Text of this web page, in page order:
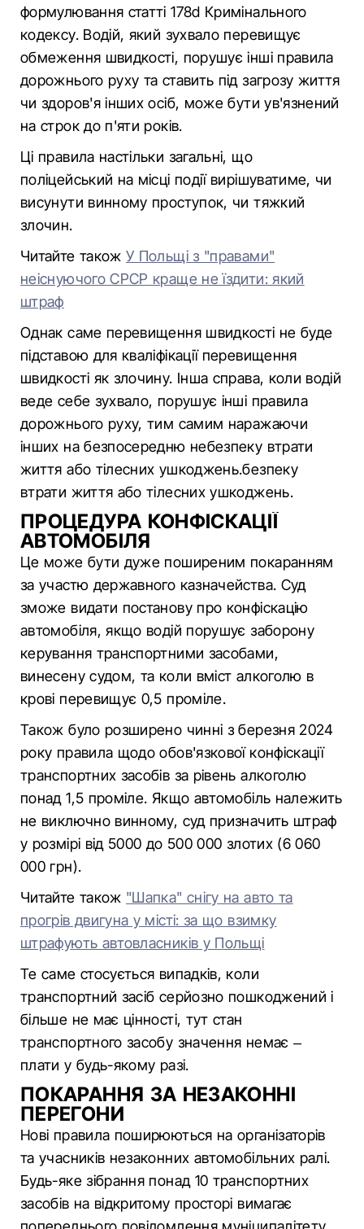
формулювання статті 178d Кримінального
кодексу. Водій, який зухвало перевищує
обмеження швидкості, порушує інші правила
дорожнього руху та ставить під загрозу життя
чи здоров'я інших осіб, може бути ув'язнений
на строк до п'яти років.
Ці правила настільки загальні, що
поліцейський на місці події вирішуватиме, чи
висунути винному проступок, чи тяжкий
злочин.
Читайте такожУ Польщі з "правами"
неіснуючого СРСР краще не їздити: який
штраф
Однак саме перевищення швидкості не буде
підставою для кваліфікації перевищення
швидкості як злочину. Інша справа, коли водій
веде себе зухвало, порушує інші правила
дорожнього руху, тим самим наражаючи
інших на безпосередню небезпеку втрати
життя або тілесних ушкоджень.безпеку
втрати життя або тілесних ушкоджень.
ПРОЦЕДУРА КОНФІСКАЦІЇ
АВТОМОБІЛЯ
Це може бути дуже поширеним покаранням
за участю державного казначейства. Суд
зможе видати постанову про конфіскацію
автомобіля, якщо водій порушує заборону
керування транспортними засобами,
винесену судом, та коли вміст алкоголю в
крові перевищує 0,5 проміле.
Також було розширено чинні з березня 2024
року правила щодо обов'язкової конфіскації
транспортних засобів за рівень алкоголю
понад 1,5 проміле. Якщо автомобіль належить
не виключно винному, суд призначить штраф
у розмірі від 5000 до 500 000 злотих (6 060
000 грн).
Читайте також "Шапка" снігу на авто та
прогрів двигуна у місті: за що взимку
штрафують автовласників у Польщі
Те саме стосується випадків, коли
транспортний засіб серйозно пошкоджений і
більше не має цінності, тут стан
транспортного засобу значення немає –
плати у будь-якому разі.
ПОКАРАННЯ ЗА НЕЗАКОННІ
ПЕРЕГОНИ
Нові правила поширюються на організаторів
та учасників незаконних автомобільних ралі.
Будь-яке зібрання понад 10 транспортних
засобів на відкритому просторі вимагає